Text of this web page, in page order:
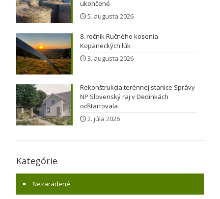
ukončené
5. augusta 2026
8. ročník Ručného kosenia
Kopaneckých lúk
3. augusta 2026
Rekonštrukcia terénnej stanice Správy
NP Slovenský raj v Dedinkách
odštartovala
2. júla 2026
Kategórie
Nezaradené